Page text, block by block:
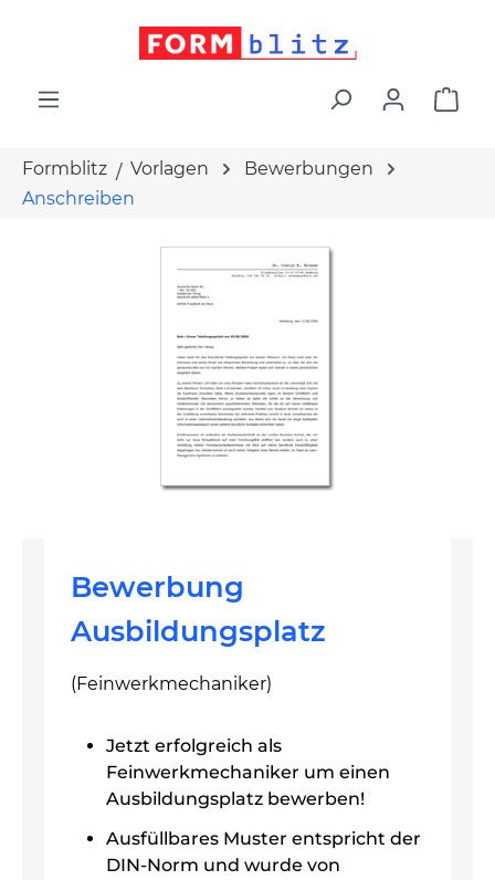
Formblitz Vorlagen
Bewerbungen
Anschreiben
Bewerbung
Ausbildungsplatz
(Feinwerkmechaniker)
Jetzt erfolgreich als
Feinwerkmechaniker um einen
Ausbildungsplatz bewerben!
Ausfüllbares Muster entspricht der
DIN-Norm und wurde von